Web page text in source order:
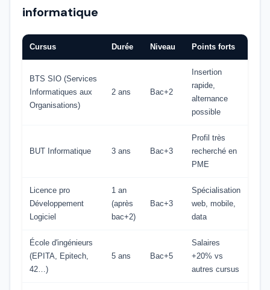
informatique
Cursus Durée Niveau Points forts
BTS SIO (Services
Informatiques aux
Organisations)
2 ans Bac+2
Insertion
rapide,
alternance
possible
BUT Informatique 3 ans Bac+3
Profil très
recherché en
PME
Licence pro
Développement
Logiciel
1 an
(après
bac+2)
Bac+3
Spécialisation
web, mobile,
data
École d'ingénieurs
(EPITA, Epitech,
42…)
5 ans Bac+5
Salaires
+20% vs
autres cursus